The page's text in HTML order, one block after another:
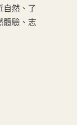
自然、了
體驗、志